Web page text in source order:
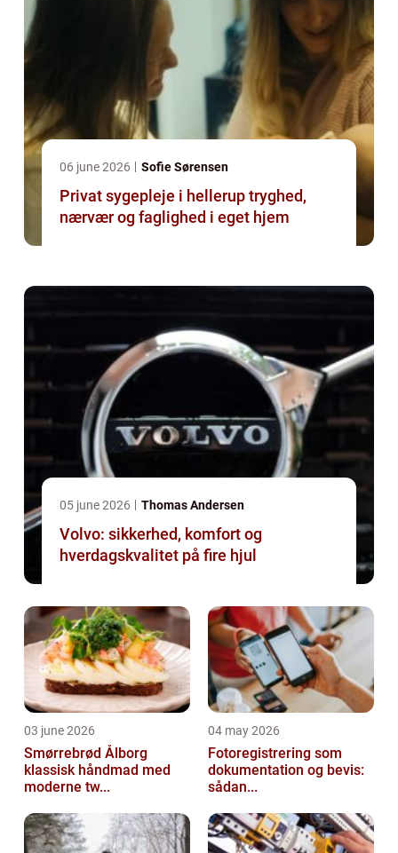
06 june 2026 Sofie Sørensen
Privat sygepleje i hellerup tryghed,
nærvær og faglighed i eget hjem
05 june 2026 Thomas Andersen
Volvo: sikkerhed, komfort og
hverdagskvalitet på fire hjul
03 june 2026
Smørrebrød Ålborg
klassisk håndmad med
moderne tw...
04 may 2026
Fotoregistrering som
dokumentation og bevis:
sådan...